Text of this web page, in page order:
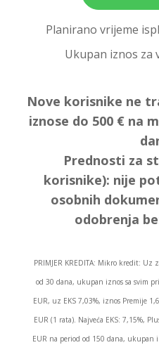
Planirano vrijeme
Ukupan iznos za
Nove korisnike ne
iznose do 500 € na
Prednosti za
korisnike): nije
osobnih
odobrenja
PRIMJER KREDITA: Mikro kredit:
od 30 dana, ukupan iznos sa svim
EUR, uz EKS 7,03%, iznos Premije
EUR (1 rata). Najveća EKS: 7,15%,
EUR na period od 150 dana, ukupan